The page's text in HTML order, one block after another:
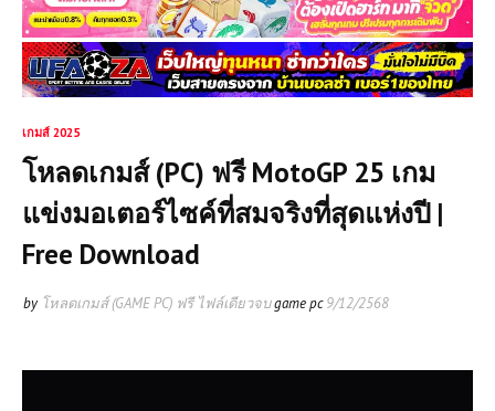
เกมส์ 2025
โหลดเกมส์ (PC) ฟรี MotoGP 25 เกม
แข่งมอเตอร์ไซค์ที่สมจริงที่สุดแห่งปี |
Free Download
by โหลดเกมส์ (GAME PC) ฟรี ไฟล์เดียวจบgame pc9/12/2568